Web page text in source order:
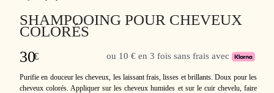
SHAMPOOING POUR CHEVEUX
COLORÉS
30
€ ou 10 € en 3 fois sans frais avec
Purifie en douceur les cheveux, les laissant frais, lisses et brillants. Doux pour les
cheveux colorés. Appliquer sur les cheveux humides et sur le cuir chevelu, faire